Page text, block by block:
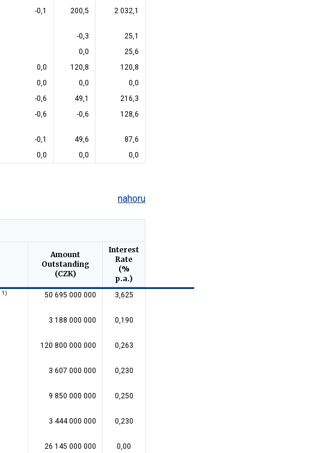
-0,1 200,5 2 032,1
-0,3
25,1
0,0
25,6
0,0 120,8
120,8
0,0 0,0
0,0
-0,6 49,1
216,3
-0,6 -0,6 128,6
-0,1 49,6
87,6
0,0 0,0 0,0
nahoru
Amount
Outstanding
(CZK)
Interest
Rate
(%
p.a.)
1) 50 695 000 000 3,625
3 188 000 000 0,190
120 800 000 000 0,263
3 607 000 000 0,230
9 850 000 000 0,250
3 444 000 000 0,230
26 145 000 000 0,00